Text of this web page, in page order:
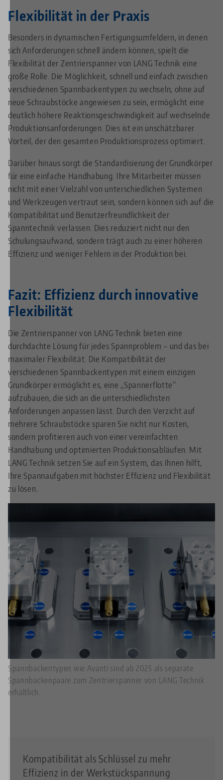
Flexibilität in der Praxis
Besonders in dynamischen Fertigungsumfeldern, in denen
sich Anforderungen schnell ändern können, spielt die
Flexibilität der Zentrierspanner von LANG Technik eine
große Rolle. Die Möglichkeit, schnell und einfach zwischen
verschiedenen Spannbackentypen zu wechseln, ohne auf
neue Schraubstöcke angewiesen zu sein, ermöglicht eine
deutlich höhere Reaktionsgeschwindigkeit auf wechselnde
Produktionsanforderungen. Dies ist ein unschätzbarer
Vorteil, der den gesamten Produktionsprozess optimiert.
Darüber hinaus sorgt die Standardisierung der Grundkörper
für eine einfache Handhabung. Ihre Mitarbeiter müssen
nicht mit einer Vielzahl von unterschiedlichen Systemen
und Werkzeugen vertraut sein, sondern können sich auf die
Kompatibilität und Benutzerfreundlichkeit der
Spanntechnik verlassen. Dies reduziert nicht nur den
Schulungsaufwand, sondern trägt auch zu einer höheren
Effizienz und weniger Fehlern in der Produktion bei.
Fazit: Effizienz durch innovative
Flexibilität
Die Zentrierspanner von LANG Technik bieten eine
durchdachte Lösung für jedes Spannproblem – und das bei
maximaler Flexibilität. Die Kompatibilität der
verschiedenen Spannbackentypen mit einem einzigen
Grundkörper ermöglicht es, eine „Spannerflotte“
aufzubauen, die sich an die unterschiedlichsten
Anforderungen anpassen lässt. Durch den Verzicht auf
mehrere Schraubstöcke sparen Sie nicht nur Kosten,
sondern profitieren auch von einer vereinfachten
Handhabung und optimierten Produktionsabläufen. Mit
LANG Technik setzen Sie auf ein System, das Ihnen hilft,
Ihre Spannaufgaben mit höchster Effizienz und Flexibilität
zu lösen.
Spannbackentypen wie Avanti sind ab 2025 als separate
Spannbackenpaare zum Zentrierspanner von LANG Technik
erhältlich.
Kompatibilität als Schlüssel zu mehr
Effizienz in der Werkstückspannung